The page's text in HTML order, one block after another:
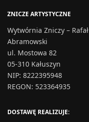
ZNICZE ARTYSTYCZNE
Wytwórnia Zniczy – Rafał
Abramowski
ul. Mostowa 82
05-310 Kałuszyn
NIP: 8222395948
REGON: 523364935
DOSTAWĘ REALIZUJE: